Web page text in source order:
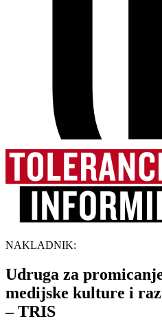
NAKLADNIK:
Udruga za
medijske kulture i
– TRIS